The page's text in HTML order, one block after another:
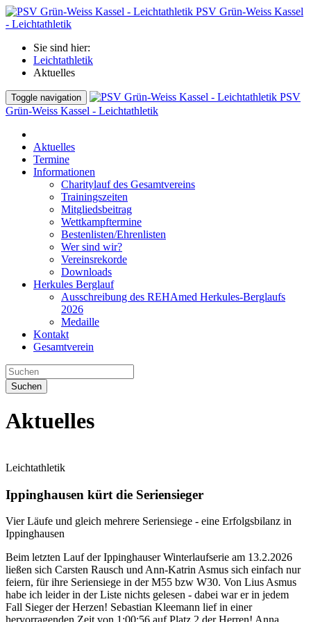
PSV Grün-Weiss Kassel
- Leichtathletik
Sie sind hier:
Leichtathletik
Aktuelles
Toggle navigation
PSV
Grün-Weiss Kassel - Leichtathletik
Aktuelles
Termine
Informationen
Charitylauf des Gesamtvereins
Trainingszeiten
Mitgliedsbeitrag
Wettkampftermine
Bestenlisten/Ehrenlisten
Wer sind wir?
Vereinsrekorde
Downloads
Herkules Berglauf
Ausschreibung des REHAmed Herkules-Berglaufs
2026
Medaille
Kontakt
Gesamtverein
Suchen
Aktuelles
Leichtathletik
Ippinghausen kürt die Seriensieger
Vier Läufe und gleich mehrere Seriensiege - eine Erfolgsbilanz in
Ippinghausen
Beim letzten Lauf der Ippinghauser Winterlaufserie am 13.2.2026
ließen sich Carsten Rausch und Ann-Katrin Asmus sich einfach nur
feiern, für ihre Seriensiege in der M55 bzw W30. Von Lius Asmus
habe ich leider in der Liste nichts gelesen - dabei war er in jedem
Fall Sieger der Herzen! Sebastian Kleemann lief in einer